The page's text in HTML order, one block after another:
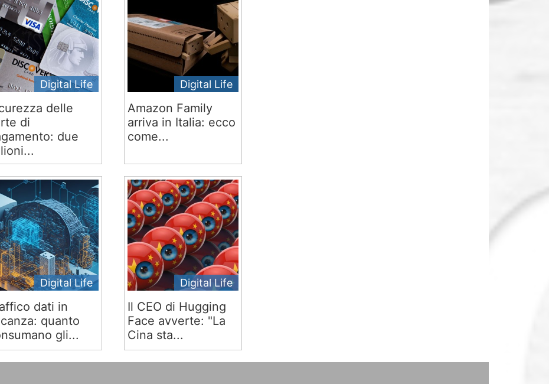
Digital Life
delle
di
due
Digital Life
Amazon Family
arriva in Italia: ecco
come...
Digital Life
dati in
quanto
gli...
Digital Life
Il CEO di Hugging
Face avverte: "La
Cina sta...